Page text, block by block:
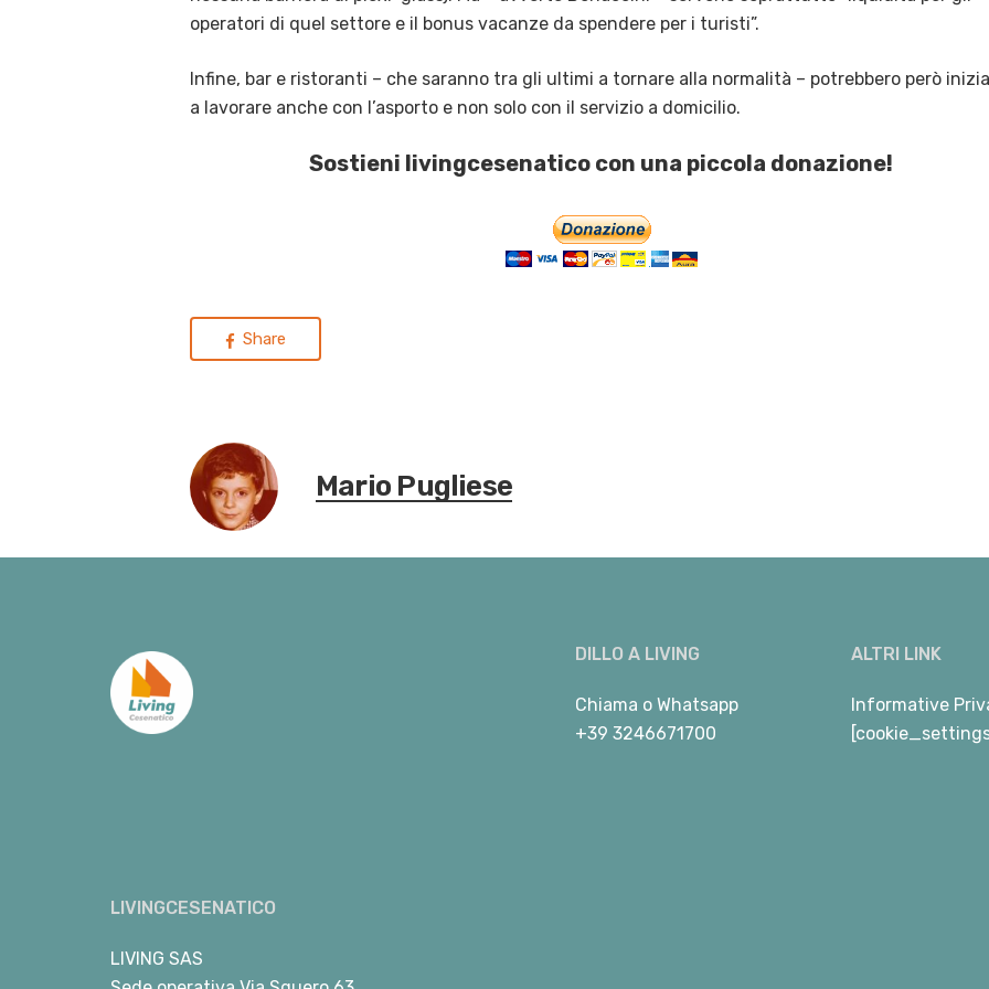
operatori di quel settore e il bonus vacanze da spendere per i turisti”.
Infine, bar e ristoranti – che saranno tra gli ultimi a tornare alla normalità – potrebbero però
a lavorare anche con l’asporto e non solo con il servizio a domicilio.
Sostieni livingcesenatico con una piccola donazione!
Share
Mario Pugliese
LIVINGCESENATICO
LIVING SAS
DILLO A LIVING
Chiama o Whatsapp
+39 3246671700
ALTRI LINK
Informative